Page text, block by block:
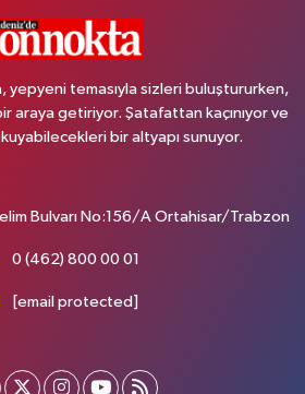
yepyeni temasıyla sizleri buluştururken,
araya getiriyor. Şatafattan kaçınıyor ve
bir altyapı sunuyor.
Bulvarı No:156/A Ortahisar/Trabzon
0 (462) 800 00 01
[email protected]